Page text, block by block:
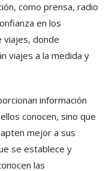
como prensa, radio
en los
viajes, donde
viajes a la medida y
información
conocen, sino que
mejor a sus
se establece y
las